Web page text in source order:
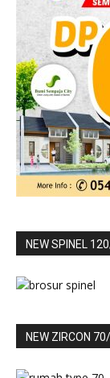
NEW SPINEL
NEW ZIRCON